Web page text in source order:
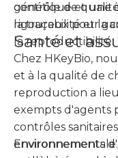
contrôle de
rigoureux pour
la reproductibilité.
génétique et une
la traçabilité et la
Santé et
Chez HKeyBio,
et à la qualité de
reproduction a
exempts d'agents
contrôles
Environnements